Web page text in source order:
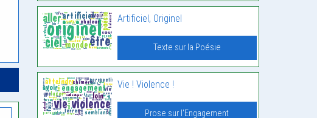
Artificiel, Originel
Texte sur la Poésie
Vie ! Violence !
Prose sur l'Engagement